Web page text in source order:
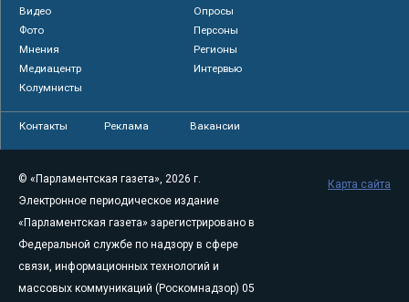
Видео
Опросы
Фото
Персоны
Мнения
Регионы
Медиацентр
Интервью
Колумнисты
Контакты Реклама Вакансии
© «Парламентская газета», 2026 г.
Электронное периодическое издание
«Парламентская газета» зарегистрировано в
Федеральной службе по надзору в сфере
связи, информационных технологий и
массовых коммуникаций (Роскомнадзор) 05
Карта сайта